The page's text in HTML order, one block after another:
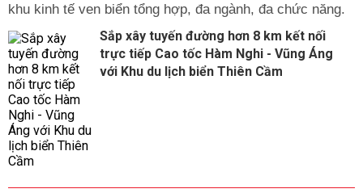
khu kinh tế ven biển tổng hợp, đa ngành, đa chức năng.
Sắp xây tuyến đường hơn 8 km kết nối
trực tiếp Cao tốc Hàm Nghi - Vũng Áng
với Khu du lịch biển Thiên Cầm